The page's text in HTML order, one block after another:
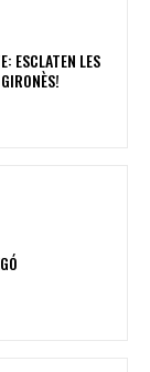
ESCLATEN LES